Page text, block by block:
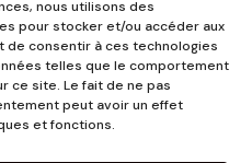
nous utilisons des
pour stocker et/ou accéder aux
de consentir à ces technologies
telles que le comportement
ce site. Le fait de ne pas
peut avoir un effet
et fonctions.